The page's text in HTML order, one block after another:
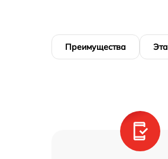
Преимущества